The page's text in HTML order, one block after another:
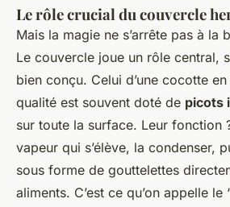
Le rôle crucial du couvercle
Mais la magie ne s’arrête pas à la
Le couvercle joue un rôle central,
bien conçu. Celui d’une cocotte
qualité est souvent doté de picots
sur toute la surface. Leur fonction
vapeur qui s’élève, la condenser,
sous forme de gouttelettes
aliments. C’est ce qu’on appelle le